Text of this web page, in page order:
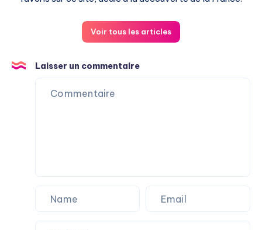
Voir tous les articles
Laisser un commentaire